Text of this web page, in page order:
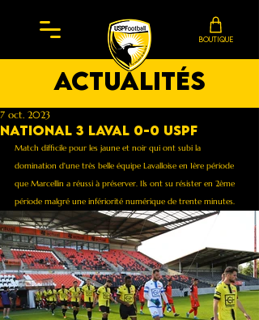
BOUTIQUE
actualités
National 3 Laval 0-0 Uspf
7 oct. 2023
Match difficile pour les jaune et noir qui ont subi la
domination d'une très belle équipe Lavalloise en 1ère période
que Marcellin a réussi à préserver. Ils ont su résister en 2ème
période malgré une infériorité numérique de trente minutes.